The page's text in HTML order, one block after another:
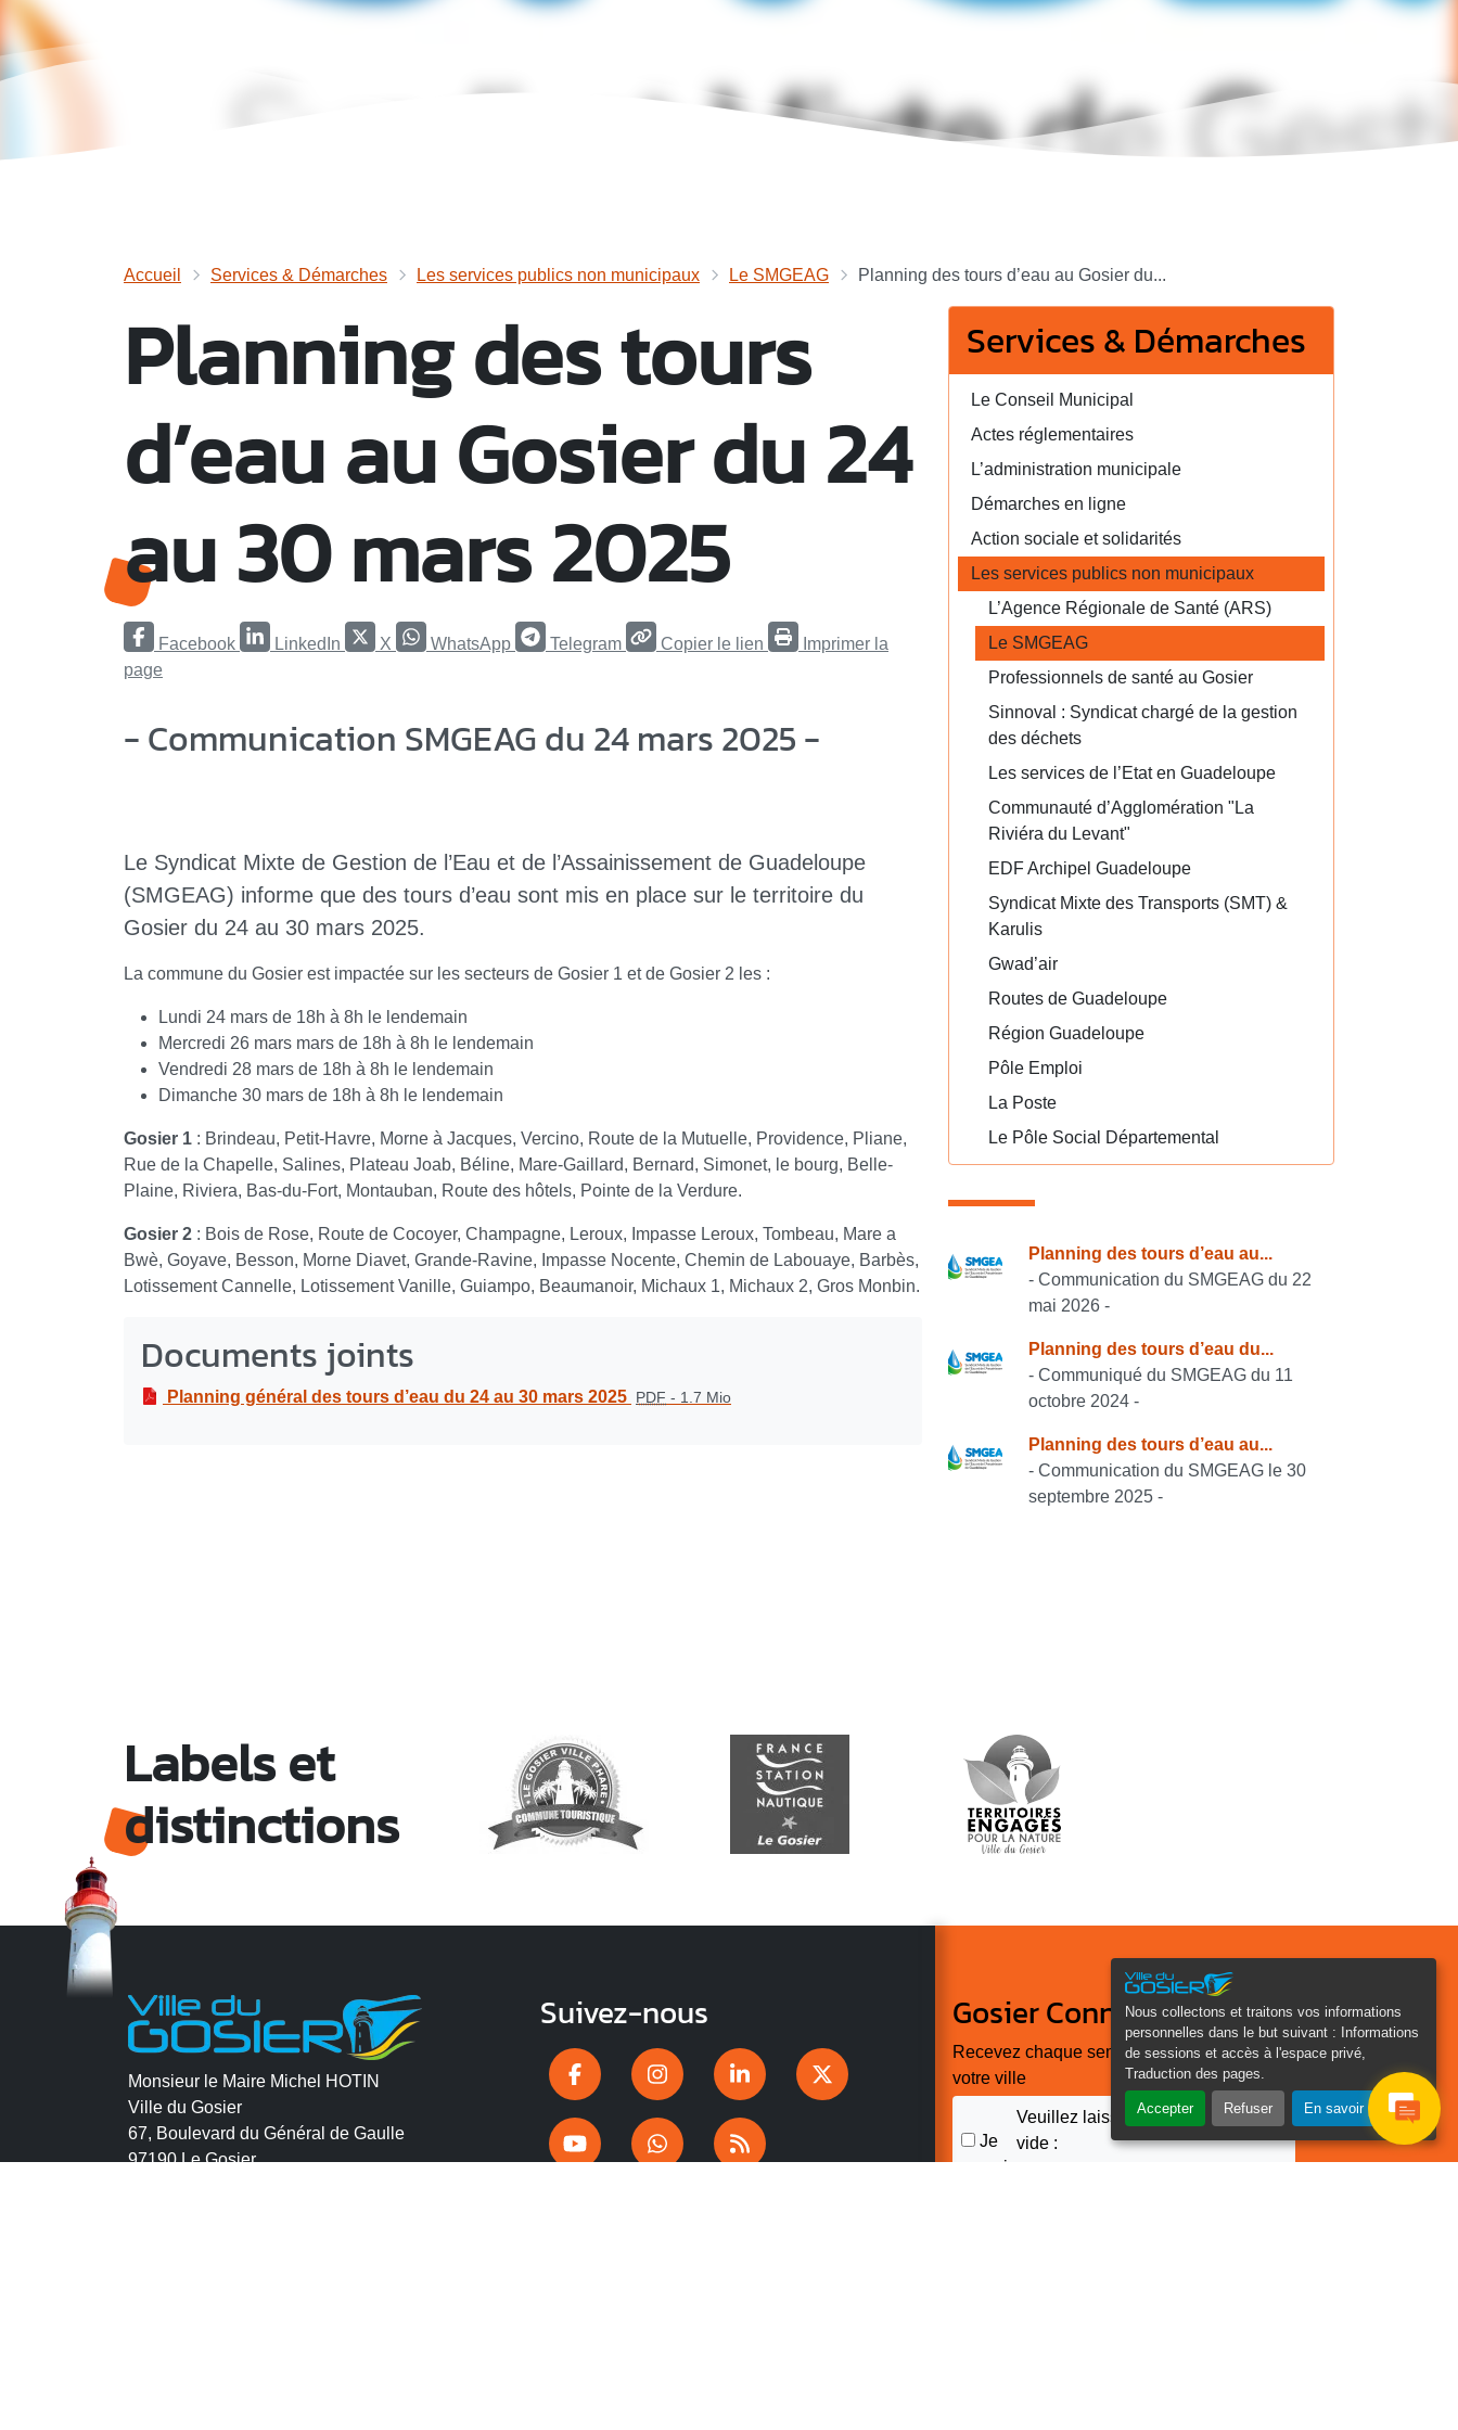
Nous collectons et traitons vos informations
personnelles dans le but suivant :
Informations
de sessions et accès à l'espace privé,
Traduction des pages
Accepter Refuser En savoir plus
Accueil Services & Démarches Les services publics non municipaux Le SMGEAG Planning des tours d’eau au Gosier du...
Planning des tours
d’eau au Gosier du 24
au 30 mars 2025
Facebook LinkedIn X WhatsApp Telegram Copier le lien
Imprimer la
page
- Communication SMGEAG du 24 mars 2025 -
Le Syndicat Mixte de Gestion de l’Eau et de l’Assainissement de Guadeloupe
(SMGEAG) informe que des tours d’eau sont mis en place sur le territoire du
Gosier du 24 au 30 mars 2025.
La commune du Gosier est impactée sur les secteurs de Gosier 1 et de Gosier 2 les :
Lundi 24 mars de 18h à 8h le lendemain
Mercredi 26 mars mars de 18h à 8h le lendemain
Vendredi 28 mars de 18h à 8h le lendemain
Dimanche 30 mars de 18h à 8h le lendemain
Gosier 1 : Brindeau, Petit-Havre, Morne à Jacques, Vercino, Route de la Mutuelle, Providence, Pliane,
Rue de la Chapelle, Salines, Plateau Joab, Béline, Mare-Gaillard, Bernard, Simonet, le bourg, Belle-
Plaine, Riviera, Bas-du-Fort, Montauban, Route des hôtels, Pointe de la Verdure.
Gosier 2 : Bois de Rose, Route de Cocoyer, Champagne, Leroux, Impasse Leroux, Tombeau, Mare a
Bwè, Goyave, Besson, Morne Diavet, Grande-Ravine, Impasse Nocente, Chemin de Labouaye, Barbès,
Lotissement Cannelle, Lotissement Vanille, Guiampo, Beaumanoir, Michaux 1, Michaux 2, Gros Monbin.
Documents joints
Planning général des tours d’eau du 24 au 30 mars 2025 PDF - 1.7 Mio
Services & Démarches
Le Conseil Municipal
Actes réglementaires
L’administration municipale
Démarches en ligne
Action sociale et solidarités
Les services publics non municipaux
L’Agence Régionale de Santé (ARS)
Le SMGEAG
Professionnels de santé au Gosier
Sinnoval : Syndicat chargé de la gestion
des déchets
Les services de l’Etat en Guadeloupe
Communauté d’Agglomération "La
Riviéra du Levant"
EDF Archipel Guadeloupe
Syndicat Mixte des Transports (SMT) &
Karulis
Gwad’air
Routes de Guadeloupe
Région Guadeloupe
Pôle Emploi
La Poste
Le Pôle Social Départemental
Consulter également
Planning des tours d’eau au...
- Communication du SMGEAG du 22
mai 2026 -
Planning des tours d’eau du...
- Communiqué du SMGEAG du 11
octobre 2024 -
Planning des tours d’eau au...
- Communication du SMGEAG le 30
septembre 2025 -
Labels et
distinctions
Monsieur le Maire Michel HOTIN
Ville du Gosier
67, Boulevard du Général de Gaulle
97190 Le Gosier
Suivez-nous Gosier Connecté
Recevez chaque semaine l'actualité de
votre ville
Je
ne suis
Veuillez laisser ce champ
vide :